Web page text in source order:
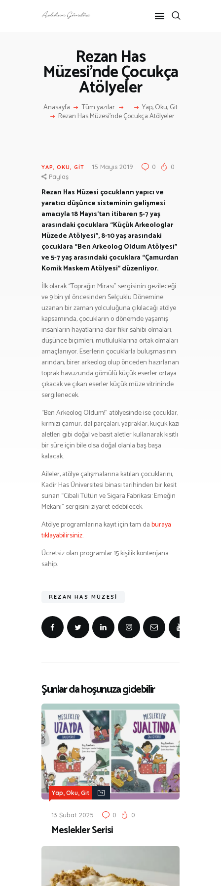
Rezan Has
Müzesi’nde Çocukça
Atölyeler
Anasayfa Tüm yazılar ... Yap, Oku, Git
Rezan Has Müzesi’nde Çocukça Atölyeler
ANASAYFA
RÖPORTAJ
ANNE-ÇOCUK
KÜLTÜR SANAT
YAP, OKU, GIT 15 Mayıs 2019 0
0
Paylaş
Rezan Has Müzesi çocukların yapıcı ve
yaratıcı düşünce sisteminin gelişmesi
amacıyla 18 Mayıs’tan itibaren 5-7 yaş
arasındaki çocuklara “Küçük Arkeologlar
Müzede Atölyesi”, 8-10 yaş arasındaki
çocuklara “Ben Arkeolog Oldum Atölyesi”
ve 5-7 yaş arasındaki çocuklara “Çamurdan
Komik Maskem Atölyesi” düzenliyor.
İlk olarak “Toprağın Mirası” sergisinin gezileceği
ve 9 bin yıl öncesinden Selçuklu Dönemine
uzanan bir zaman yolculuğuna çıkılacağı atölye
kapsamında, çocukların o dönemde yaşamış
insanların hayatlarına dair fikir sahibi olmaları,
düşünce biçimleri, mutluluklarına ortak olmaları
amaçlanıyor. Eserlerin çocuklarla buluşmasının
arından, birer arkeolog olup önceden hazırlanan
toprak havuzunda gömülü küçük eserler ortaya
çıkacak ve çıkan eserler küçük müze vitrininde
sergilenecek.
“Ben Arkeolog Oldum!” atölyesinde ise çocuklar,
kırmızı çamur, dal parçaları, yapraklar, küçük kazı
aletleri gibi doğal ve basit aletler kullanarak kısıtlı
bir süre için bile olsa doğal olanla baş başa
kalacak.
Aileler, atölye çalışmalarına katılan çocuklarını,
Kadir Has Üniversitesi binası tarihinden bir kesit
sunan “Cibali Tütün ve Sigara Fabrikası: Emeğin
Mekanı” sergisini ziyaret edebilecek.
Atölye programlarına kayıt için tam daburaya
tıklayabilirsiniz.
Ücretsiz olan programlar 15 kişilik kontenjana
sahip.
REZAN HAS MÜZESI
Şunlar da hoşunuza gidebilir
Yap, Oku, Git
13 Şubat 2025 0 0
Meslekler Serisi